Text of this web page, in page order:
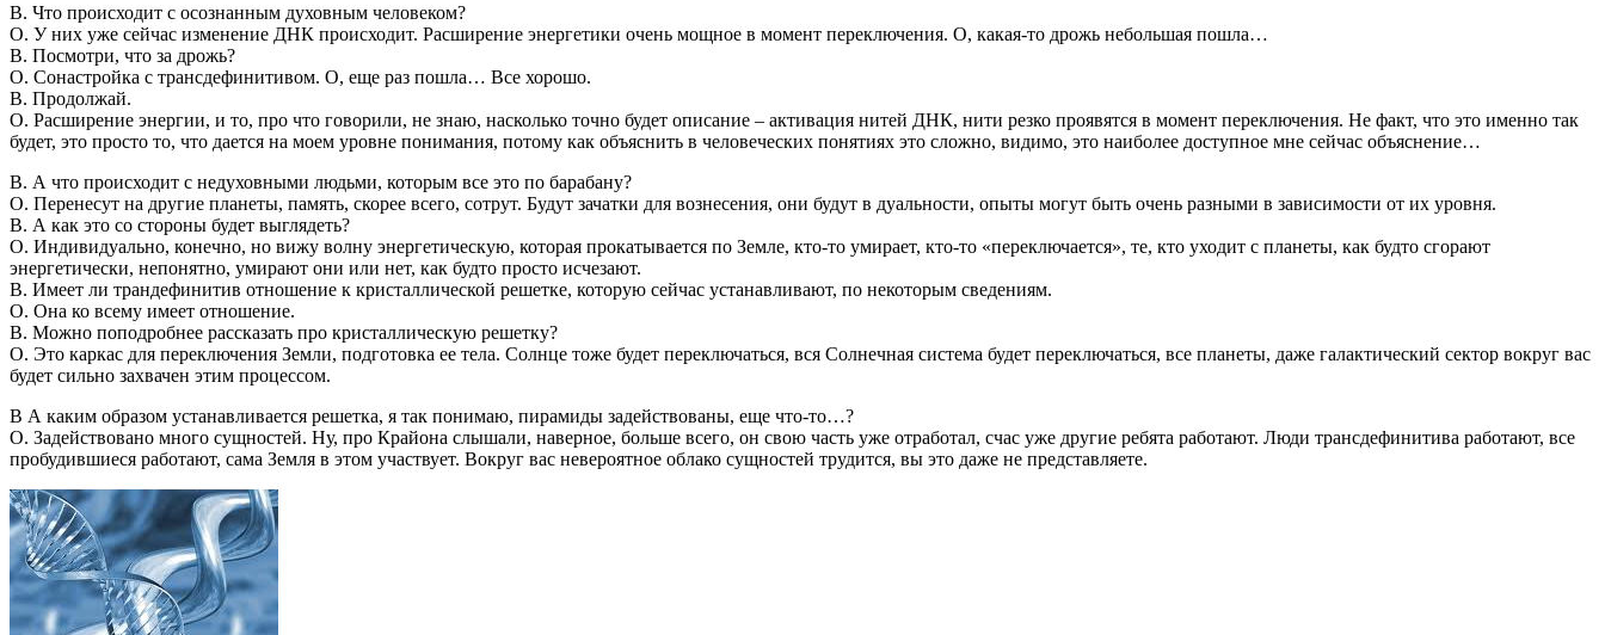
В. Что происходит с осознанным духовным человеком?
О. У них уже сейчас изменение ДНК происходит. Расширение энергетики очень мощное в момент переключения. О, какая-то дрожь небольшая пошла…
В. Посмотри, что за дрожь?
О. Сонастройка с трансдефинитивом. О, еще раз пошла… Все хорошо.
В. Продолжай.
О. Расширение энергии, и то, про что говорили, не знаю, насколько точно будет описание – активация нитей ДНК, нити резко проявятся в момент переключения. Не факт, что это именно так
будет, это просто то, что дается на моем уровне понимания, потому как объяснить в человеческих понятиях это сложно, видимо, это наиболее доступное мне сейчас объяснение…
В. А что происходит с недуховными людьми, которым все это по барабану?
О. Перенесут на другие планеты, память, скорее всего, сотрут. Будут зачатки для вознесения, они будут в дуальности, опыты могут быть очень разными в зависимости от их уровня.
В. А как это со стороны будет выглядеть?
О. Индивидуально, конечно, но вижу волну энергетическую, которая прокатывается по Земле, кто-то умирает, кто-то «переключается», те, кто уходит с планеты, как будто сгорают
энергетически, непонятно, умирают они или нет, как будто просто исчезают.
В. Имеет ли трандефинитив отношение к кристаллической решетке, которую сейчас устанавливают, по некоторым сведениям.
О. Она ко всему имеет отношение.
В. Можно поподробнее рассказать про кристаллическую решетку?
О. Это каркас для переключения Земли, подготовка ее тела. Солнце тоже будет переключаться, вся Солнечная система будет переключаться, все планеты, даже галактический сектор вокруг вас
будет сильно захвачен этим процессом.
В А каким образом устанавливается решетка, я так понимаю, пирамиды задействованы, еще что-то…?
О. Задействовано много сущностей. Ну, про Крайона слышали, наверное, больше всего, он свою часть уже отработал, счас уже другие ребята работают. Люди трансдефинитива работают, все
пробудившиеся работают, сама Земля в этом участвует. Вокруг вас невероятное облако сущностей трудится, вы это даже не представляете.